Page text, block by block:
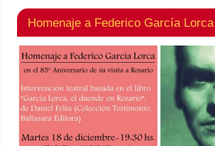
Homenaje a Federico García Lorca